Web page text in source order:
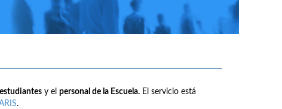
estudiantes y el personal de la Escuela. El servicio está
.